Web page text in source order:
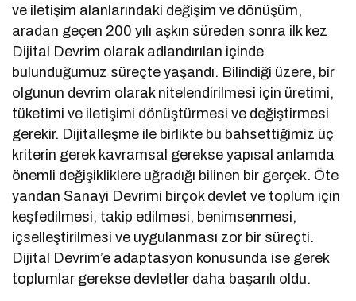
ve iletişim alanlarındaki değişim ve dönüşüm,
aradan geçen 200 yılı aşkın süreden sonra ilk kez
Dijital Devrim olarak adlandırılan içinde
bulunduğumuz süreçte yaşandı. Bilindiği üzere, bir
olgunun devrim olarak nitelendirilmesi için üretimi,
tüketimi ve iletişimi dönüştürmesi ve değiştirmesi
gerekir. Dijitalleşme ile birlikte bu bahsettiğimiz üç
kriterin gerek kavramsal gerekse yapısal anlamda
önemli değişikliklere uğradığı bilinen bir gerçek. Öte
yandan Sanayi Devrimi birçok devlet ve toplum için
keşfedilmesi, takip edilmesi, benimsenmesi,
içselleştirilmesi ve uygulanması zor bir süreçti.
Dijital Devrim’e adaptasyon konusunda ise gerek
toplumlar gerekse devletler daha başarılı oldu.